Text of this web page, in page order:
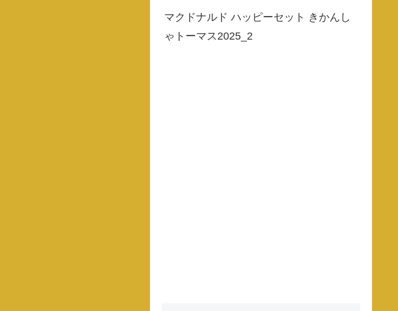
マクドナルド ハッピーセット きかんし
ゃトーマス2025_2